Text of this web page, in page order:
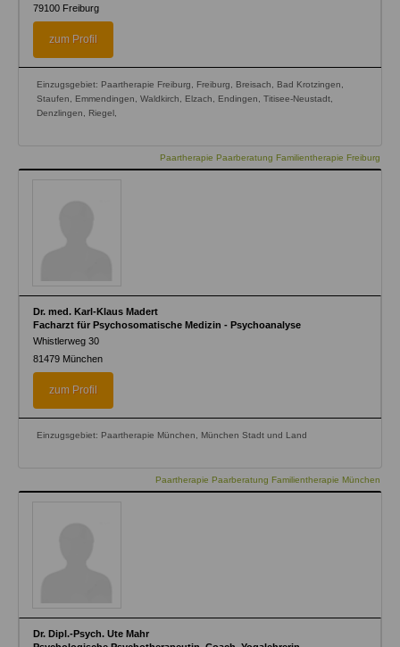
79100 Freiburg
zum Profil
Einzugsgebiet: Paartherapie Freiburg, Freiburg, Breisach, Bad Krotzingen,
Staufen, Emmendingen, Waldkirch, Elzach, Endingen, Titisee-Neustadt,
Denzlingen, Riegel,
Paartherapie Paarberatung Familientherapie Freiburg
Dr. med. Karl-Klaus Madert
Facharzt für Psychosomatische Medizin - Psychoanalyse
Whistlerweg 30
81479 München
zum Profil
Einzugsgebiet: Paartherapie München, München Stadt und Land
Paartherapie Paarberatung Familientherapie München
Dr. Dipl.-Psych. Ute Mahr